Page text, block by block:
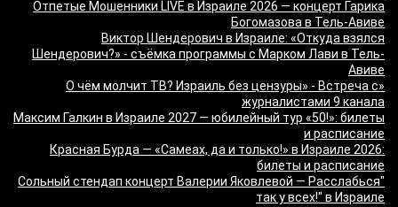
Отпетые Мошенники LIVE в Израиле 2026 — концерт Гарика
Богомазова в Тель-Авиве
Виктор Шендерович в Израиле: «Откуда взялся
Шендерович?» - съёмка программы с Марком Лави в Тель-
Авиве
«О чём молчит ТВ? Израиль без цензуры» - Встреча с
журналистами 9 канала
Максим Галкин в Израиле 2027 — юбилейный тур «50!»: билеты
и расписание
Красная Бурда — «Самеах, да и только!» в Израиле 2026:
билеты и расписание
"Сольный стендап концерт Валерии Яковлевой — Расслабься
так у всех!" в Израиле